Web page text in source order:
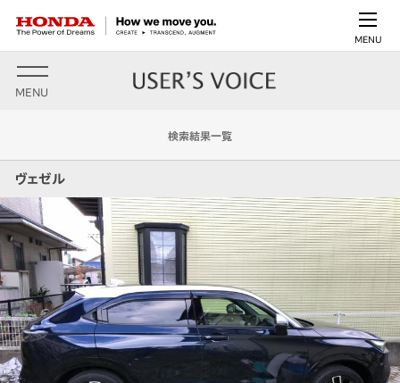
MENU
MENU
検索結果一覧
ヴェゼル